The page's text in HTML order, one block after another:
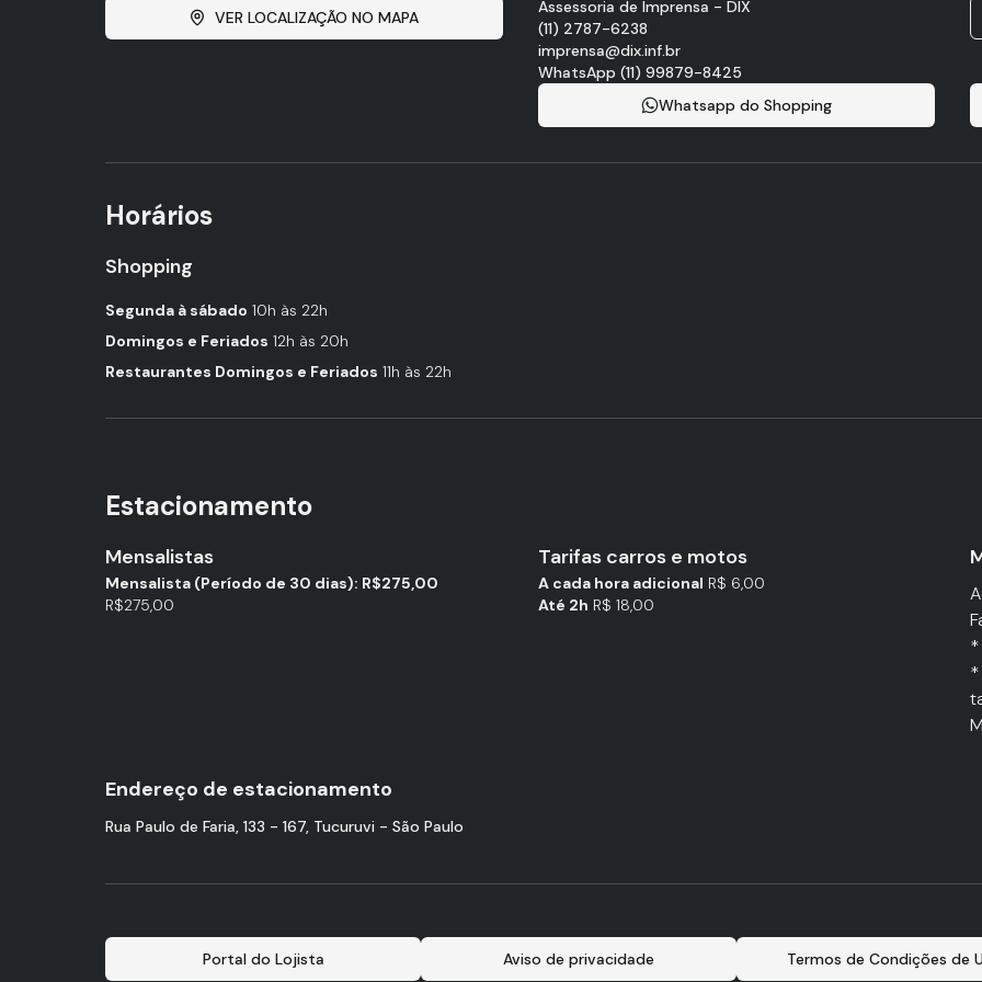
VER LOCALIZAÇÃO NO MAPA
Assessoria de Imprensa - DIX
(11) 2787-6238
imprensa@dix.inf.br
WhatsApp (11) 99879-8425
Whatsapp do Shopping
Horários
Shopping
Segunda à sábado 10h às 22h
Domingos e Feriados 12h às 20h
Restaurantes Domingos e Feriados 11h às 22h
Estacionamento
Mensalistas
Mensalista (Período de 30 dias): R$275,00
R$275,00
Tarifas carros e motos
A cada hora adicional R$ 6,00
Até 2h R$ 18,00
*
*
Endereço de estacionamento
Rua Paulo de Faria, 133 - 167, Tucuruvi - São Paulo
Portal do Lojista Aviso de privacidade Termos de Condições de